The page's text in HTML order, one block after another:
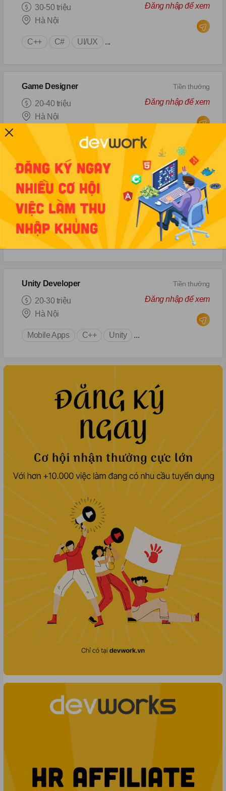
30-50 triệu
Hà Nội
C++ C# UI/UX ...
Đăng nhập để xem
Game Designer
20-40 triệu
Hà Nội
Game
Tiền thưởng
Đăng nhập để xem
Nhân viên Studio Head
25-35 triệu
Hà Nội
Codeigniter Game
Tiền thưởng
Đăng nhập để xem
Unity Developer
20-30 triệu
Hà Nội
Mobile Apps C++ Unity ...
Tiền thưởng
Đăng nhập để xem